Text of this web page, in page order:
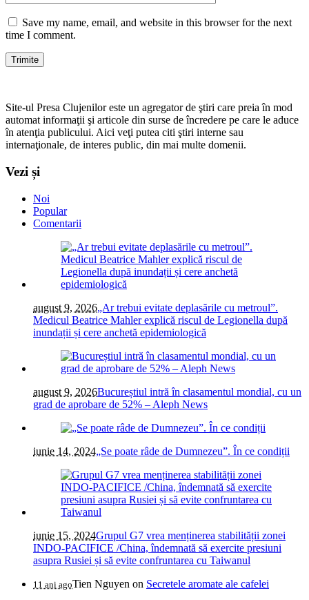
Save my name, email, and website in this browser for the next
time I comment.
Site-ul Presa Clujenilor este un agregator de ştiri care preia în mod
automat informaţii şi articole din surse de încredere pe care le aduce
în atenţia publicului. Aici veţi putea citi ştiri interne sau
internaţionale, de interes public, din mai multe domenii.
Vezi și
Noi
Popular
Comentarii
august 9, 2026„Ar trebui evitate deplasările cu metroul”.
Medicul Beatrice Mahler explică riscul de Legionella după
inundații și cere anchetă epidemiologică
august 9, 2026Bucureștiul intră în clasamentul mondial, cu un
grad de aprobare de 52% – Aleph News
iunie 14, 2024„Se poate râde de Dumnezeu”. În ce condiții
iunie 15, 2024Grupul G7 vrea menținerea stabilității zonei
INDO-PACIFICE /China, îndemnată să exercite presiuni
asupra Rusiei și să evite confruntarea cu Taiwanul
11 ani agoTien Nguyen on Secretele aromate ale cafelei